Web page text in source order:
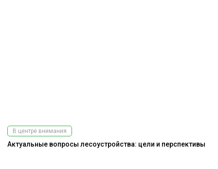
В центре внимания
Актуальные вопросы лесоустройства: цели и перспективы